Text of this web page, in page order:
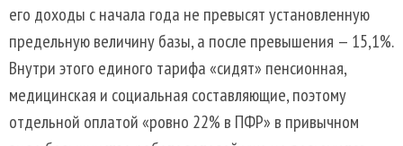
его доходы с начала года не превысят установленную
предельную величину базы, а после превышения — 15,1%.
Внутри этого единого тарифа «сидят» пенсионная,
медицинская и социальная составляющие, поэтому
отдельной оплатой «ровно 22% в ПФР» в привычном